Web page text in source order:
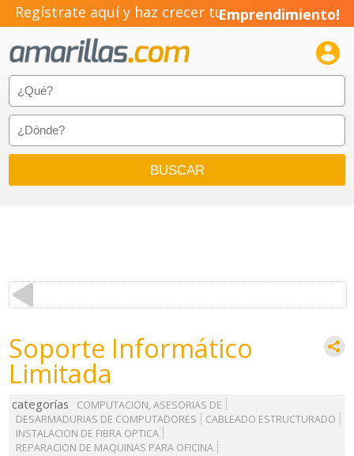
Regístrate aquí y haz crecer tuEmprendimiento!

Soporte Informático
Limitada
categorías
COMPUTACION, ASESORIAS DE
DESARMADURIAS DE COMPUTADORES
CABLEADO ESTRUCTURADO
INSTALACION DE FIBRA OPTICA
REPARACION DE MAQUINAS PARA OFICINA